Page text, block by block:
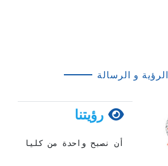
الرؤية و الرسالة
رؤيتنا
أن نصبح واحدة من كليات